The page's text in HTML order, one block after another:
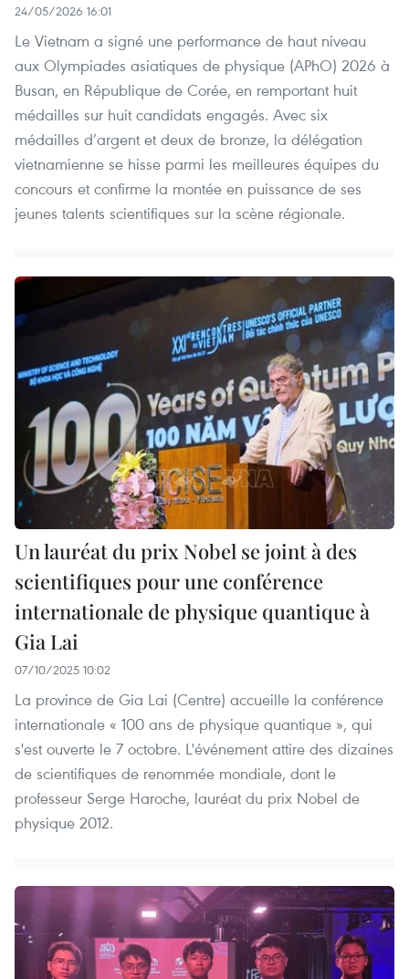
24/05/2026 16:01
Le Vietnam a signé une performance de haut niveau
aux Olympiades asiatiques de physique (APhO) 2026 à
Busan, en République de Corée, en remportant huit
médailles sur huit candidats engagés. Avec six
médailles d’argent et deux de bronze, la délégation
vietnamienne se hisse parmi les meilleures équipes du
concours et confirme la montée en puissance de ses
jeunes talents scientifiques sur la scène régionale.
Un lauréat du prix Nobel se joint à des
scientifiques pour une conférence
internationale de physique quantique à
Gia Lai
07/10/2025 10:02
La province de Gia Lai (Centre) accueille la conférence
internationale « 100 ans de physique quantique », qui
s'est ouverte le 7 octobre. L'événement attire des dizaines
de scientifiques de renommée mondiale, dont le
professeur Serge Haroche, lauréat du prix Nobel de
physique 2012.